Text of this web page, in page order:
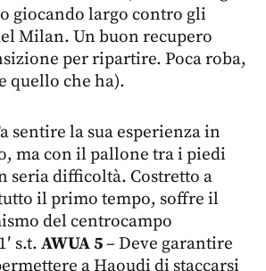
giocando largo contro gli
Milan. Un buon recupero
per ripartire. Poca roba,
quello che ha).
sentire la sua esperienza in
ma con il pallone tra i piedi
seria difficoltà. Costretto a
il primo tempo, soffre il
del centrocampo
s.t. AWUA 5– Deve garantire
a Haoudi di staccarsi